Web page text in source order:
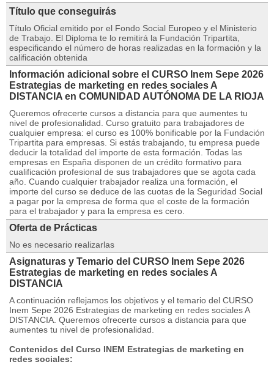
Título que conseguirás
Título Oficial emitido por el Fondo Social Europeo y el Ministerio
de Trabajo. El Diploma te lo remitirá la Fundación Tripartita,
especificando el número de horas realizadas en la formación y la
calificación obtenida
Información adicional sobre el CURSO Inem Sepe 2026
Estrategias de marketing en redes sociales A
DISTANCIA en COMUNIDAD AUTÓNOMA DE LA RIOJA
Queremos ofrecerte cursos a distancia para que aumentes tu
nivel de profesionalidad. Curso gratuito para trabajadores de
cualquier empresa: el curso es 100% bonificable por la Fundación
Tripartita para empresas. Si estás trabajando, tu empresa puede
deducir la totalidad del importe de esta formación. Todas las
empresas en España disponen de un crédito formativo para
cualificación profesional de sus trabajadores que se agota cada
año. Cuando cualquier trabajador realiza una formación, el
importe del curso se deduce de las cuotas de la Seguridad Social
a pagar por la empresa de forma que el coste de la formación
para el trabajador y para la empresa es cero.
Oferta de Prácticas
No es necesario realizarlas
Asignaturas y Temario del CURSO Inem Sepe 2026
Estrategias de marketing en redes sociales A
DISTANCIA
A continuación reflejamos los objetivos y el temario del CURSO
Inem Sepe 2026 Estrategias de marketing en redes sociales A
DISTANCIA. Queremos ofrecerte cursos a distancia para que
aumentes tu nivel de profesionalidad.
Contenidos del Curso INEM Estrategias de marketing en
redes sociales: